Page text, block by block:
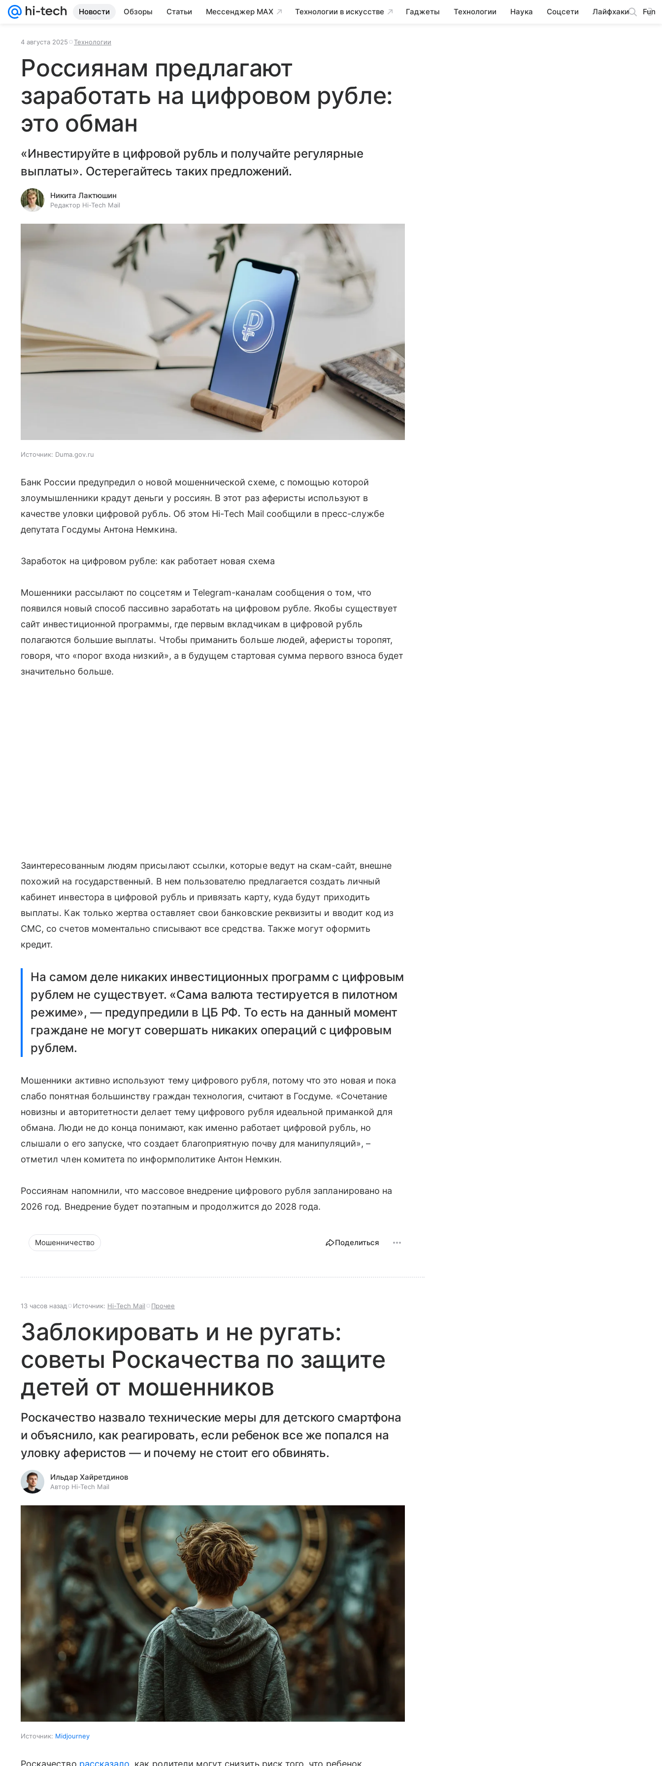
Новости Обзоры Статьи Мессенджер MAX Технологии в искусстве Гаджеты Технологии Наука Соцсети Лайфхаки Fun
4 августа 2025 Технологии
Россиянам предлагают
заработать на цифровом рубле:
это обман
«Инвестируйте в цифровой рубль и получайте регулярные
выплаты». Остерегайтесь таких предложений.
Никита Лактюшин
Редактор Hi-Tech Mail
Источник: Duma.gov.ru
Банк России предупредил о новой мошеннической схеме, с помощью которой
злоумышленники крадут деньги у россиян. В этот раз аферисты используют в
качестве уловки цифровой рубль. Об этом Hi-Tech Mail сообщили в пресс-службе
депутата Госдумы Антона Немкина.
Заработок на цифровом рубле: как работает новая схема
Мошенники рассылают по соцсетям и Telegram-каналам сообщения о том, что
появился новый способ пассивно заработать на цифровом рубле. Якобы существует
сайт инвестиционной программы, где первым вкладчикам в цифровой рубль
полагаются большие выплаты. Чтобы приманить больше людей, аферисты торопят,
говоря, что «порог входа низкий», а в будущем стартовая сумма первого взноса будет
значительно больше.
Заинтересованным людям присылают ссылки, которые ведут на скам-сайт, внешне
похожий на государственный. В нем пользователю предлагается создать личный
кабинет инвестора в цифровой рубль и привязать карту, куда будут приходить
выплаты. Как только жертва оставляет свои банковские реквизиты и вводит код из
СМС, со счетов моментально списывают все средства. Также могут оформить
кредит.
На самом деле никаких инвестиционных программ с цифровым
рублем не существует. «Сама валюта тестируется в пилотном
режиме», — предупредили в ЦБ РФ. То есть на данный момент
граждане не могут совершать никаких операций с цифровым
рублем.
Мошенники активно используют тему цифрового рубля, потому что это новая и пока
слабо понятная большинству граждан технология, считают в Госдуме. «Сочетание
новизны и авторитетности делает тему цифрового рубля идеальной приманкой для
обмана. Люди не до конца понимают, как именно работает цифровой рубль, но
слышали о его запуске, что создает благоприятную почву для манипуляций», –
отметил член комитета по информполитике Антон Немкин.
Россиянам напомнили, что массовое внедрение цифрового рубля запланировано на
2026 год. Внедрение будет поэтапным и продолжится до 2028 года.
Мошенничество Поделиться
13 часов назад Источник: Hi-Tech Mail Прочее
Заблокировать и не ругать:
советы Роскачества по защите
детей от мошенников
Роскачество назвало технические меры для детского смартфона
и объяснило, как реагировать, если ребенок все же попался на
уловку аферистов — и почему не стоит его обвинять.
Ильдар Хайретдинов
Автор Hi-Tech Mail
Источник: Midjourney
Роскачество рассказало , как родители могут снизить риск того, что ребенок